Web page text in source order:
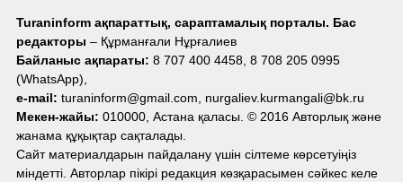
Turaninform ақпараттық, сараптамалық порталы. Бас
редакторы – Құрманғали Нұрғалиев
Байланыс ақпараты: 8 707 400 4458, 8 708 205 0995
(WhatsApp),
e-mail: turaninform@gmail.com, nurgaliev.kurmangali@bk.ru
Мекен-жайы: 010000, Астана қаласы. © 2016 Авторлық және
жанама құқықтар сақталады.
Сайт материалдарын пайдалану үшін сілтеме көрсетуіңіз
міндетті. Авторлар пікірі редакция көзқарасымен сәйкес келе